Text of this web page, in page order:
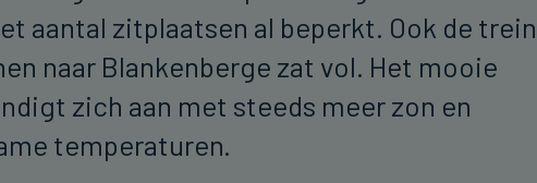
aantal zitplaatsen al beperkt. Ook de trein
naar Blankenberge zat vol. Het mooie
zich aan met steeds meer zon en
temperaturen.